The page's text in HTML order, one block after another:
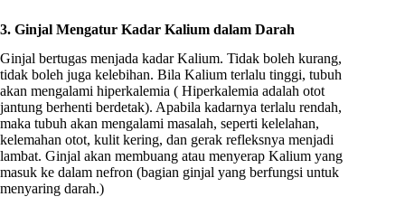
3. Ginjal Mengatur Kadar Kalium dalam Darah
Ginjal bertugas menjada kadar Kalium. Tidak boleh kurang,
tidak boleh juga kelebihan. Bila Kalium terlalu tinggi, tubuh
akan mengalami hiperkalemia ( Hiperkalemia adalah otot
jantung berhenti berdetak). Apabila kadarnya terlalu rendah,
maka tubuh akan mengalami masalah, seperti kelelahan,
kelemahan otot, kulit kering, dan gerak refleksnya menjadi
lambat. Ginjal akan membuang atau menyerap Kalium yang
masuk ke dalam nefron (bagian ginjal yang berfungsi untuk
menyaring darah.)